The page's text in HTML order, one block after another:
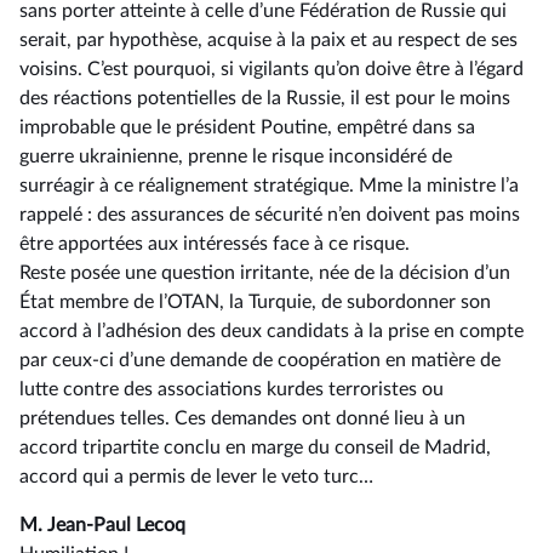
sans porter atteinte à celle d’une Fédération de Russie qui
serait, par hypothèse, acquise à la paix et au respect de ses
voisins. C’est pourquoi, si vigilants qu’on doive être à l’égard
des réactions potentielles de la Russie, il est pour le moins
improbable que le président Poutine, empêtré dans sa
guerre ukrainienne, prenne le risque inconsidéré de
surréagir à ce réalignement stratégique. Mme la ministre l’a
rappelé : des assurances de sécurité n’en doivent pas moins
être apportées aux intéressés face à ce risque.
Reste posée une question irritante, née de la décision d’un
État membre de l’OTAN, la Turquie, de subordonner son
accord à l’adhésion des deux candidats à la prise en compte
par ceux-ci d’une demande de coopération en matière de
lutte contre des associations kurdes terroristes ou
prétendues telles. Ces demandes ont donné lieu à un
accord tripartite conclu en marge du conseil de Madrid,
accord qui a permis de lever le veto turc…
M. Jean-Paul Lecoq